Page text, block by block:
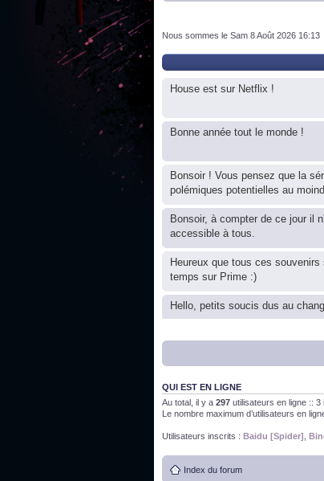
Nous sommes le Sam 8 Août 2026 16:13
House est sur Netflix !
Bonne année tout le monde !
Bonsoir ! Vous pensez que la
polémiques potentielles au
Bonsoir, à compter de ce jour il
accessible à tous.
Heureux que tous ces
temps sur Prime :)
Hello, petits soucis dus au
Bon, 2020, ça n'a pas trop
J'ai l'impression que nous
Bonne année 2020 !
QUI EST EN LIGNE
Au total, il y a 297 utilisateurs en ligne ::
Le nombre maximum d’utilisateurs en
Utilisateurs inscrits : Baidu [Spider]
Index du forum